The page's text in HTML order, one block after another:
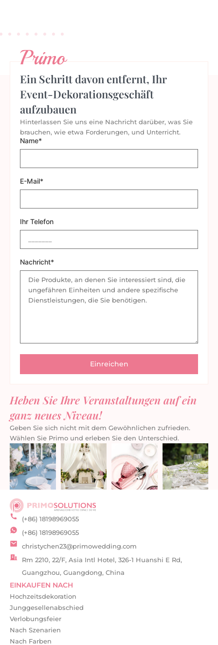
Primo
Ein Schritt davon entfernt, Ihr
Event-Dekorationsgeschäft
aufzubauen
Hinterlassen Sie uns eine Nachricht darüber, was Sie
brauchen, wie etwa Forderungen, und Unterricht.
Name*
E-Mail*
Ihr Telefon
Nachricht*
Heben Sie Ihre Veranstaltungen auf ein
ganz neues Niveau!
Geben Sie sich nicht mit dem Gewöhnlichen zufrieden.
Wählen Sie Primo und erleben Sie den Unterschied.
(+86) 18198969055
(+86) 18198969055
christychen23@primowedding.com
Rm 2210, 22/F, Asia Intl Hotel, 326-1 Huanshi E Rd,
Guangzhou, Guangdong, China
EINKAUFEN NACH
Hochzeitsdekoration
Junggesellenabschied
Verlobungsfeier
Nach Szenarien
Nach Farben